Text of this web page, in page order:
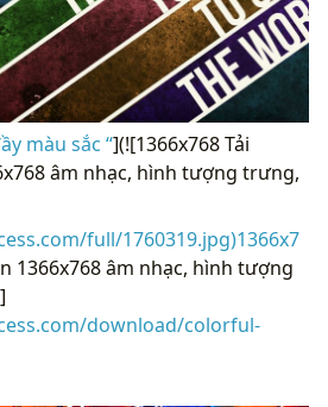
màu sắc “](![1366x768 Tải
âm nhạc, hình tượng trưng,
full/1760319.jpg)1366x7
1366x768 âm nhạc, hình tượng
download/colorful-